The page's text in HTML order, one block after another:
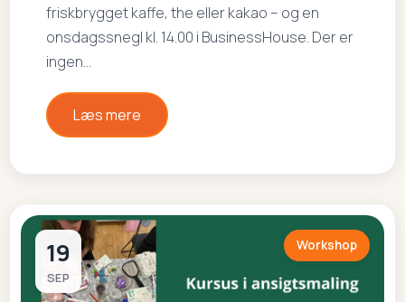
friskbrygget kaffe, the eller kakao – og en
onsdagssnegl kl. 14.00 i BusinessHouse. Der er
ingen…
Læs mere
19
SEP
Workshop